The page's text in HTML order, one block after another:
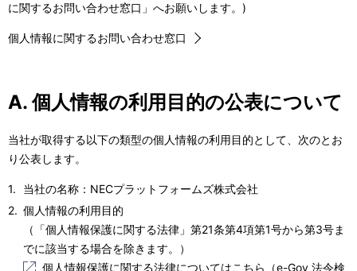
に関するお問い合わせ窓口」へお願いします。)
個人情報に関するお問い合わせ窓口
A. 個人情報の利用目的の公表について
当社が取得する以下の類型の個人情報の利用目的として、次のとお
り公表します。
当社の名称：NECプラットフォームズ株式会社
個人情報の利用目的
（「個人情報保護に関する法律」第21条第4項第1号から第3号ま
でに該当する場合を除きます。）
個人情報保護に関する法律についてはこちら（e-Gov 法令検